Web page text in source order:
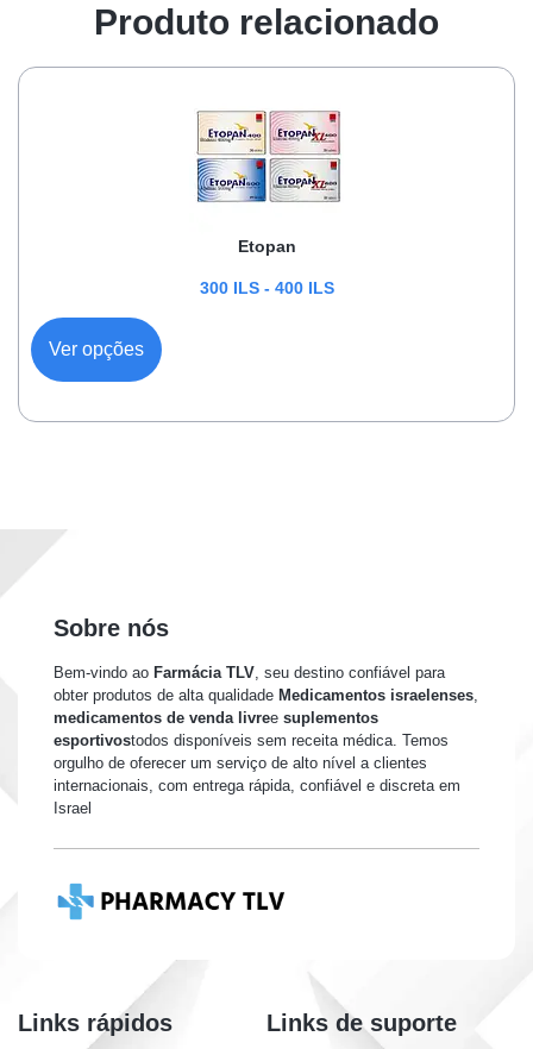
Produto relacionado
Etopan
300 ILS - 400 ILS
Ver opções
Sobre nós
Bem-vindo ao Farmácia TLV , seu destino confiável para
obter produtos de alta qualidade Medicamentos israelenses
medicamentos de venda livree suplementos
esportivostodos disponíveis sem receita médica. Temos
orgulho de oferecer um serviço de alto nível a clientes
internacionais, com entrega rápida, confiável e discreta em
Israel
Links rápidos Links de suporte